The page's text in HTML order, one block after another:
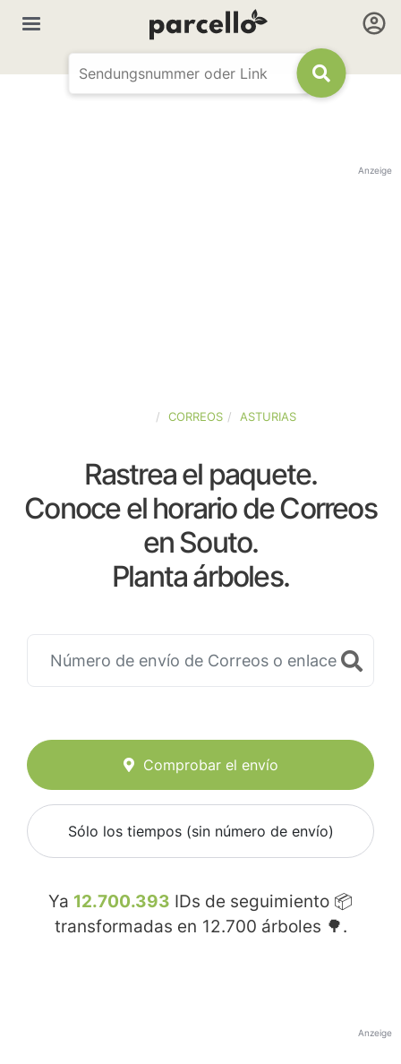
Anzeige
CORREOS ASTURIAS
Rastrea el paquete.
Conoce el horario de Correos
en Souto.
Planta árboles.
Comprobar el envío
Sólo los tiempos (sin número de envío)
Ya 12.700.393 IDs de seguimiento 📦
transformadas en 12.700 árboles 🌳.
Anzeige